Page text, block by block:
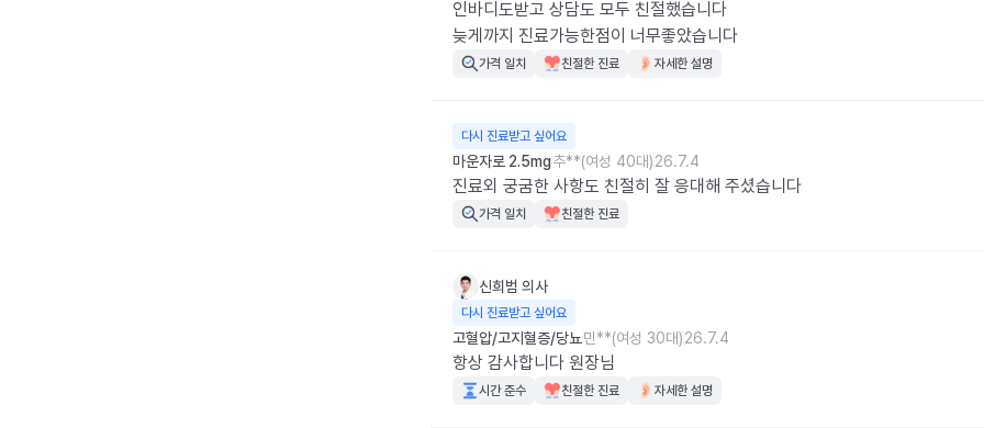
인바디도받고 상담도 모두 친절했습니다
늦게까지 진료가능한점이 너무좋았습니다
가격 일치 친절한 진료 자세한 설명
다시 진료받고 싶어요
마운자로 2.5mg추**(여성 40대)26.7.4
진료외 궁굼한 사항도 친절히 잘 응대해 주셨습니다
가격 일치 친절한 진료
신희범 의사
다시 진료받고 싶어요
고혈압/고지혈증/당뇨민**(여성 30대)26.7.4
항상 감사합니다 원장님
시간 준수 친절한 진료 자세한 설명